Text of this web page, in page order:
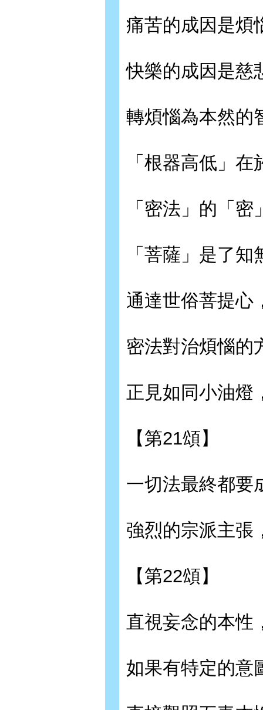
痛苦的成因是煩
快樂的成因是慈
轉煩惱為本然的
「根器高低」
「密法」的「
「菩薩」是了
通達世俗菩提心
密法對治煩惱
正見如同小油燈
【第21頌】
一切法最終都要
強烈的宗派主張
【第22頌】
直視妄念的本性
如果有特定的意